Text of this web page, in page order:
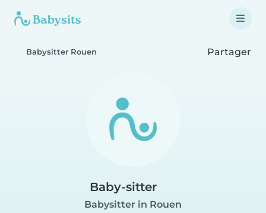
Babysitter Rouen Partager
Baby-sitter
Babysitter in Rouen